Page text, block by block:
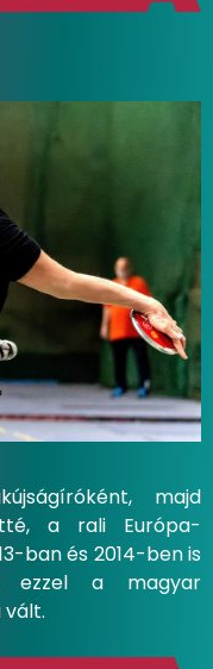
majd
a rali Európa-
ban és 2014-ben is
ezzel a magyar